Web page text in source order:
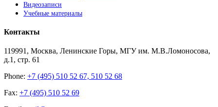
Видеозаписи
Учебные материалы
Контакты
119991, Москва, Ленинские Горы, МГУ им. М.В.Ломоносова,
д.1, стр. 61
Phone: +7 (495) 510 52 67, 510 52 68
Fax: +7 (495) 510 52 69